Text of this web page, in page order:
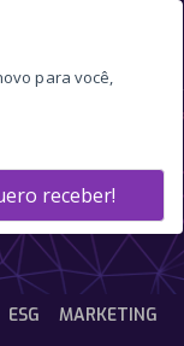
ESG MARKETING